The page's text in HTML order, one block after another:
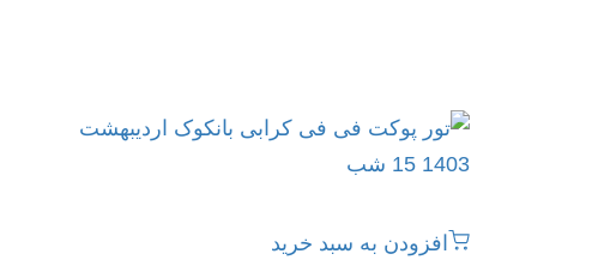
افزودن به سبد خرید